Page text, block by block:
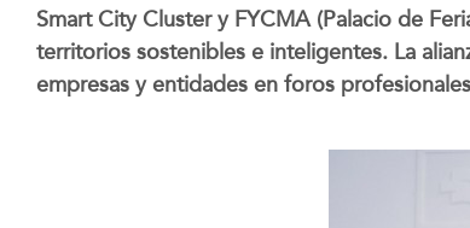
Smart City Cluster y FYCMA (Palacio de
territorios sostenibles e inteligentes. La
empresas y entidades en foros